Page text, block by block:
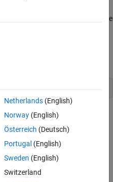
a device driver block contains the
include folder.
using the
Netherlands(English)
Norway(English)
Österreich (Deutsch)
Portugal (English)
Sweden (English)
Switzerland